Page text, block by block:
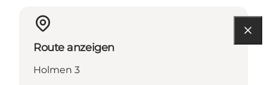
Route anzeigen
Holmen 3